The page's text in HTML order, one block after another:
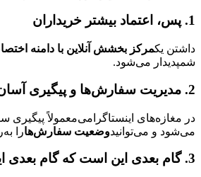
1. پس، اعتماد بیشتر خریداران
داشتن یکمرکز بخشش آنلاین با دامنه
شمپدیدار می‌شود.
2. مدیریت سفارش‌ها و پیگیری آسان‌تر
در مغازه‌های اینستاگرامی‌معمولاً
می‌شود و می‌توانیدوضعیت سفارش‌هارا
3. گام بعدی این است که گام بعدی این است که پرداخت اینترنتی و امن